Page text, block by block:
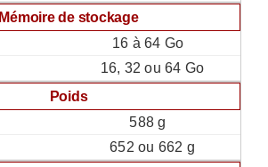
Mémoire de stockage
16 à 64 Go
16, 32 ou 64 Go
Poids
588 g
652 ou 662 g